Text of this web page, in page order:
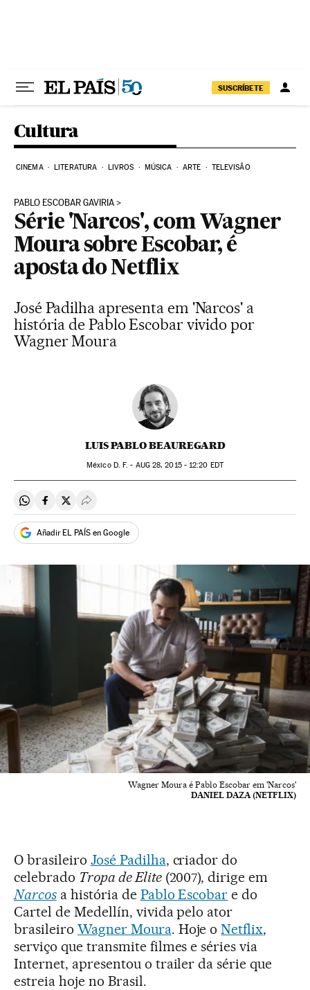
SUSCRÍBETE
Cultura
CINEMA LITERATURA LIVROS MÚSICA ARTE TELEVISÃO
PABLO ESCOBAR GAVIRIA
Série 'Narcos', com Wagner
Moura sobre Escobar, é
aposta do Netflix
José Padilha apresenta em 'Narcos' a
história de Pablo Escobar vivido por
Wagner Moura
LUIS PABLO BEAUREGARD
México D. F. - AUG28, 2015 - 12:20 EDT
Compartir en Whatsapp
Compartir en Facebook
Compartir en Twitter
Desplegar Redes Sociales
Añadir EL PAÍS en Google
Wagner Moura é Pablo Escobar em 'Narcos'
DANIEL DAZA (NETFLIX)
O brasileiro José Padilha, criador do
celebrado Tropa de Elite(2007), dirige em
Narcosa história de Pablo Escobar e do
Cartel de Medellín, vivida pelo ator
brasileiro Wagner Moura. Hoje oNetflix,
serviço que transmite filmes e séries via
Internet, apresentou o trailer da série que
estreia hoje no Brasil.